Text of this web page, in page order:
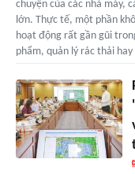
chuyện của các nhà máy,
lớn. Thực tế, một phần
hoạt động rất gần gũi
phẩm, quản lý rác thải